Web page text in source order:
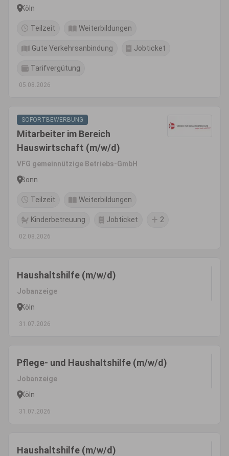
Köln
Teilzeit Weiterbildungen
Gute Verkehrsanbindung Jobticket
Tarifvergütung
05.08.2026
SOFORTBEWERBUNG
Mitarbeiter im Bereich
Hauswirtschaft (m/w/d)
VFG gemeinnützige Betriebs-GmbH
Bonn
Teilzeit Weiterbildungen
Kinderbetreuung Jobticket 2
02.08.2026
Haushaltshilfe (m/w/d)
Jobanzeige
Köln
31.07.2026
Pflege- und Haushaltshilfe (m/w/d)
Jobanzeige
Köln
31.07.2026
Haushaltshilfe (m/w/d)